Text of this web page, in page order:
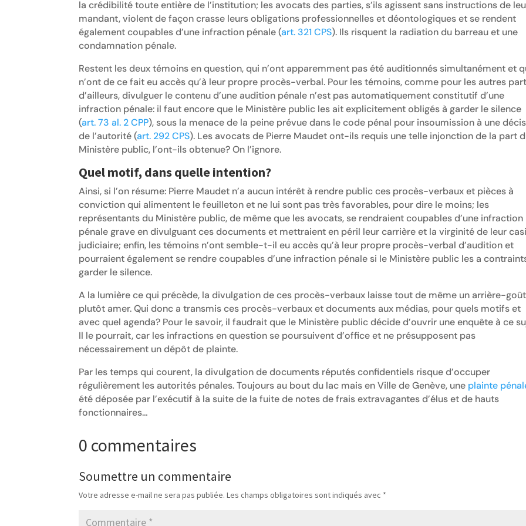
la crédibilité toute entière de l’institution; les avocats des parties, s’ils agissent sans instructions de
mandant, violent de façon crasse leurs obligations professionnelles et déontologiques et se rendent
également coupables d’une infraction pénale (art. 321 CPS). Ils risquent la radiation du barreau et une
condamnation pénale.
Restent les deux témoins en question, qui n’ont apparemment pas été auditionnés simultanément et
n’ont de ce fait eu accès qu’à leur propre procès-verbal. Pour les témoins, comme pour les autres
d’ailleurs, divulguer le contenu d’une audition pénale n’est pas automatiquement constitutif d’une
infraction pénale: il faut encore que le Ministère public les ait explicitement obligés à garder le silence
(art. 73 al. 2 CPP), sous la menace de la peine prévue dans le code pénal pour insoumission à une
de l’autorité (art. 292 CPS). Les avocats de Pierre Maudet ont-ils requis une telle injonction de la part
Ministère public, l’ont-ils obtenue? On l’ignore.
Quel motif, dans quelle intention?
Ainsi, si l’on résume: Pierre Maudet n’a aucun intérêt à rendre public ces procès-verbaux et pièces à
conviction qui alimentent le feuilleton et ne lui sont pas très favorables, pour dire le moins; les
représentants du Ministère public, de même que les avocats, se rendraient coupables d’une infraction
pénale grave en divulguant ces documents et mettraient en péril leur carrière et la virginité de leur
judiciaire; enfin, les témoins n’ont semble-t-il eu accès qu’à leur propre procès-verbal d’audition et
pourraient également se rendre coupables d’une infraction pénale si le Ministère public les a
garder le silence.
A la lumière ce qui précède, la divulgation de ces procès-verbaux laisse tout de même un arrière-goût
plutôt amer. Qui donc a transmis ces procès-verbaux et documents aux médias, pour quels motifs et
avec quel agenda? Pour le savoir, il faudrait que le Ministère public décide d’ouvrir une enquête à ce
Il le pourrait, car les infractions en question se poursuivent d’office et ne présupposent pas
nécessairement un dépôt de plainte.
Par les temps qui courent, la divulgation de documents réputés confidentiels risque d’occuper
régulièrement les autorités pénales. Toujours au bout du lac mais en Ville de Genève, une plainte
été déposée par l’exécutif à la suite de la fuite de notes de frais extravagantes d’élus et de hauts
fonctionnaires…
0 commentaires
Soumettre un commentaire
Votre adresse e-mail ne sera pas publiée. Les champs obligatoires sont indiqués avec *